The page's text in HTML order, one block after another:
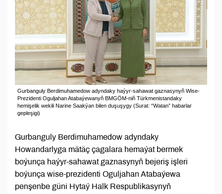
Gurbanguly Berdimuhamedow adyndaky haýyr-sahawat gaznasynyň Wise-
Prezidenti Oguljahan Atabaýewanyň BMGÖM-niň Türkmenistandaky
hemişelik wekili Narine Saakýan bilen duşuşygy (Surat: “Watan” habarlar
gepleşigi)
Gurbanguly Berdimuhamedow adyndaky
Howandarlyga mätäç çagalara hemaýat bermek
boýunça haýyr-sahawat gaznasynyň bejeriş işleri
boýunça wise-prezidenti Oguljahan Atabaýewa
penşenbe güni Hytaý Halk Respublikasynyň